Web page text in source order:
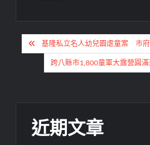
文
章
基隆私立名人幼兒園虐童案 市
跨八縣市1,800童軍大露營圓
近期文章